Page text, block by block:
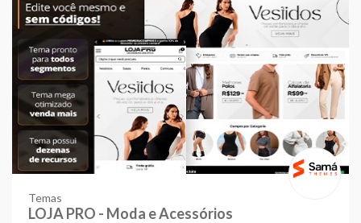
Temas
LOJA PRO - Moda e Acessórios